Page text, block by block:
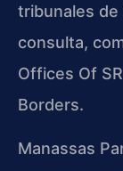
tribunales de
consulta,
Offices Of
Borders.
Manassas